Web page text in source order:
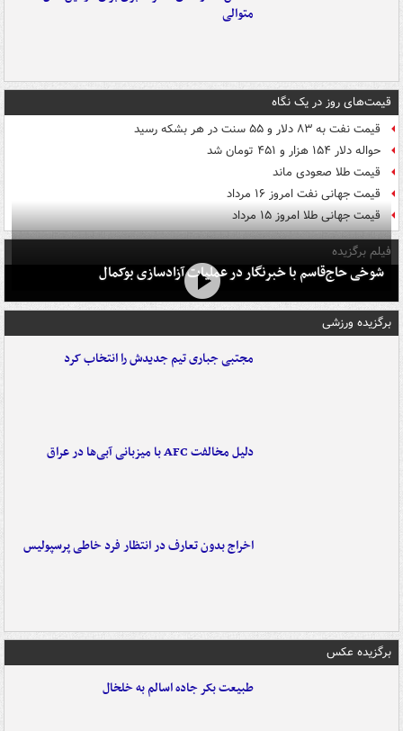
متوالی
قیمت‌های روز در یک نگاه
قیمت نفت به ۸۳ دلار و ۵۵ سنت در هر بشکه رسید
حواله دلار ۱۵۴ هزار و ۴۵۱ تومان شد
قیمت طلا صعودی ماند
قیمت جهانی نفت امروز ۱۶ مرداد
قیمت جهانی طلا امروز ۱۵ مرداد
فیلم برگزیده
شوخی حاج‌قاسم با خبرنگار در عملیات آزادسازی بوکمال
برگزیده ورزشی
مجتبی جباری تیم جدیدش را انتخاب کرد
دلیل مخالفت AFC با میزبانی آبی‌ها در عراق
اخراج بدون تعارف در انتظار فرد خاطی پرسپولیس
برگزیده عکس
طبیعت بکر جاده اسالم به خلخال